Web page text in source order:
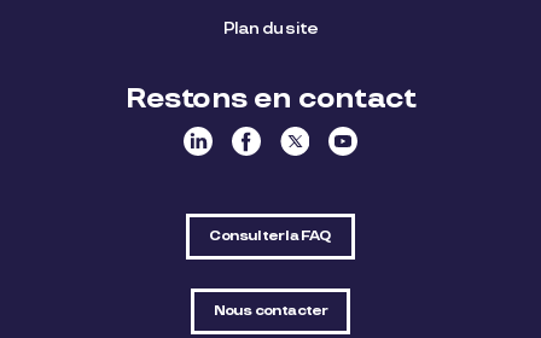
Plan du site
Restons en contact
Consulter la FAQ
Nous contacter